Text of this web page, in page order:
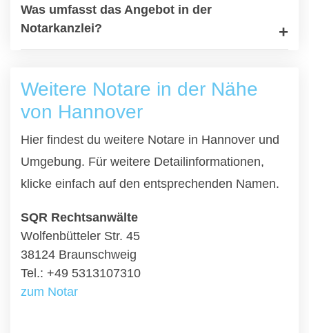
Was umfasst das Angebot in der
Notarkanzlei?
Weitere Notare in der Nähe
von Hannover
Hier findest du weitere Notare in Hannover und
Umgebung. Für weitere Detailinformationen,
klicke einfach auf den entsprechenden Namen.
SQR Rechtsanwälte
Wolfenbütteler Str. 45
38124 Braunschweig
Tel.: +49 5313107310
zum Notar